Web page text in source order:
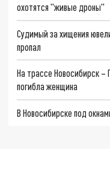
охотятся "живые дроны"
Судимый за хищения
пропал
На трассе Новосибирск –
погибла женщина
В Новосибирске под